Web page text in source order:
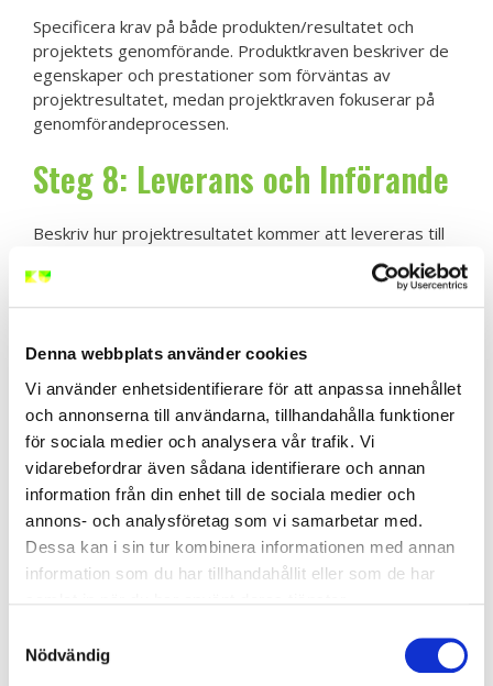
Denna webbplats använder cookies
Vi använder enhetsidentifierare för att anpassa innehållet
och annonserna till användarna, tillhandahålla funktioner
för sociala medier och analysera vår trafik. Vi
vidarebefordrar även sådana identifierare och annan
information från din enhet till de sociala medier och
annons- och analysföretag som vi samarbetar med.
Dessa kan i sin tur kombinera informationen med annan
information som du har tillhandahållit eller som de har
Nödvändig
Specificera krav på både produkten/resultatet och
projektets genomförande. Produktkraven beskriver de
egenskaper och prestationer som förväntas av
projektresultatet, medan projektkraven fokuserar på
genomförandeprocessen.
Steg 8: Leverans och Införande
Beskriv hur projektresultatet kommer att levereras till
beställaren och hur det kommer att implementeras i
organisationen eller verksamheten.
Steg 9: Genomför
Nulägesanalys
För att förstå de förutsättningar som kan påverka
projektets genomförande, genomför en nulägesanalys.
Det kan inkludera en SWOT-analys för att identifiera
styrkor, svagheter, möjligheter och hot.
Steg 10: Organisera och
Identifiera vilka som kommer att delta i projektet och
klargör deras roller, ansvarsområden och befogenheter.